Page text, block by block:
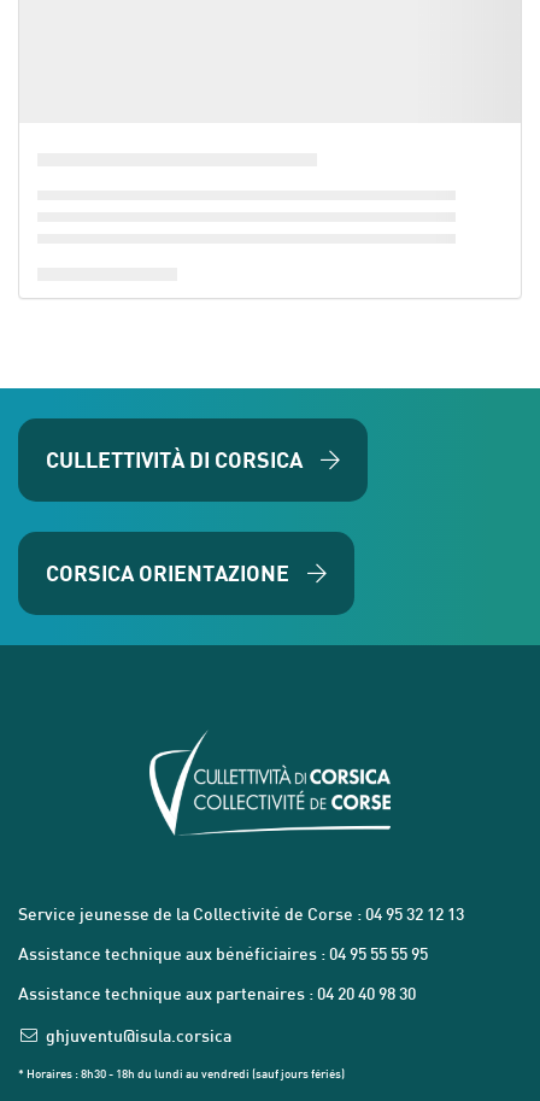
CULLETTIVITÀ DI CORSICA
CORSICA ORIENTAZIONE
Service jeunesse de la Collectivité de Corse : 04 95 32 12 13
Assistance technique aux bénéficiaires : 04 95 55 55 95
Assistance technique aux partenaires : 04 20 40 98 30
ghjuventu@isula.corsica
* Horaires : 8h30 - 18h du lundi au vendredi (sauf jours fériés)